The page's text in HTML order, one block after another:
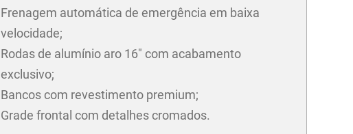
Frenagem automática de emergência em baixa
velocidade;
Rodas de alumínio aro 16" com acabamento
exclusivo;
Bancos com revestimento premium;
Grade frontal com detalhes cromados.